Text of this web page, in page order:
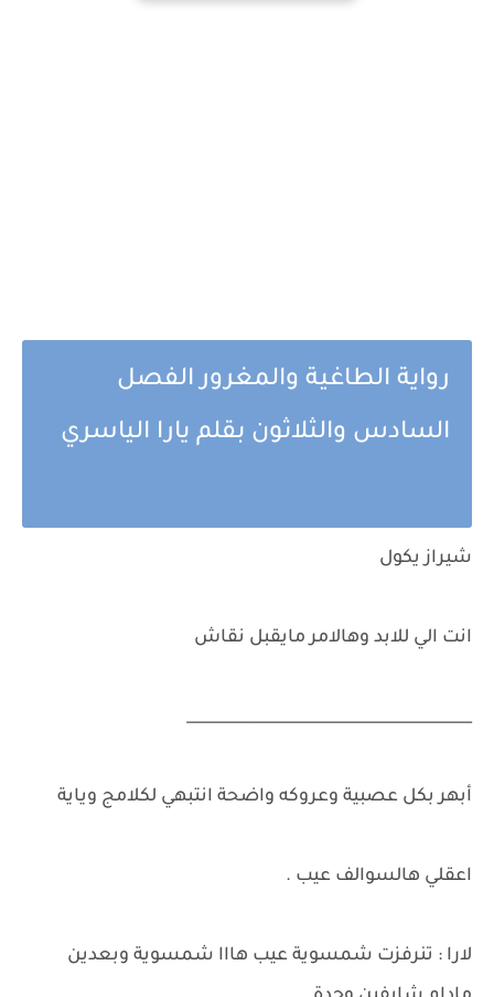
رواية الطاغية والمغرور الفصل
السادس والثلاثون بقلم يارا الياسري
شيراز يكول
انت الي للابد وهالامر مايقبل نقاش
_____________________________________
أبهر بكل عصبية وعروكه واضحة انتبهي لكلامج وياية
اعقلي هالسوالف عيب .
لارا : تنرفزت شمسوية عيب هااا شمسوية وبعدين